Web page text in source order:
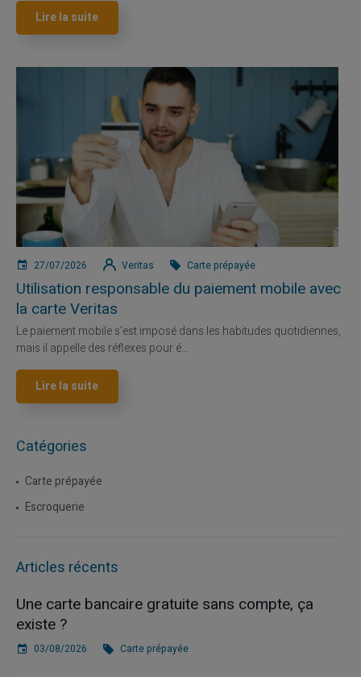
Lire la suite
27/07/2026 Veritas Carte prépayée
Utilisation responsable du paiement mobile avec
la carte Veritas
Le paiement mobile s'est imposé dans les habitudes quotidiennes,
mais il appelle des réflexes pour é...
Lire la suite
Catégories
Carte prépayée
Escroquerie
Articles récents
Une carte bancaire gratuite sans compte, ça
existe ?
03/08/2026 Carte prépayée